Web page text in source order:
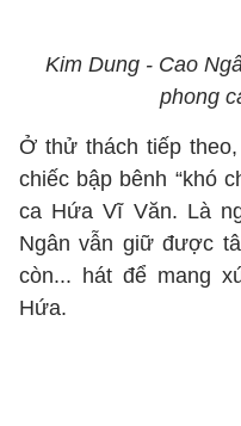
Kim Dung - Cao
phong
Ở thử thách tiếp
chiếc bập bênh “khó
ca Hứa Vĩ Văn. Là
Ngân vẫn giữ được
còn... hát để mang
Hứa.